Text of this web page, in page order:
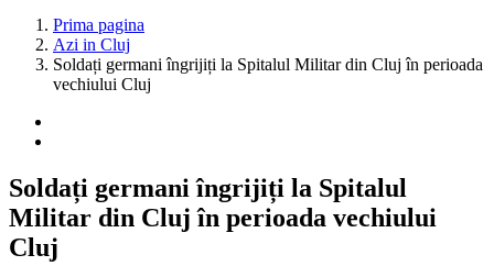
Prima pagina
Azi in Cluj
Soldați germani îngrijiți la Spitalul Militar din Cluj în perioada
vechiului Cluj
Soldați germani îngrijiți la Spitalul
Militar din Cluj în perioada vechiului
Cluj